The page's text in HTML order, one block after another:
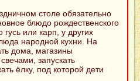
столе обязательно
блюдо рождественского
или карп, у других
народной кухни. На
дома, магазины
запускать
ёлку, под которой дети